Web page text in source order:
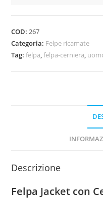
COD:267
Categoria: Felpe ricamate
Tag:felpa,felpa-cerniera,
Descrizione
Felpa Jacket con